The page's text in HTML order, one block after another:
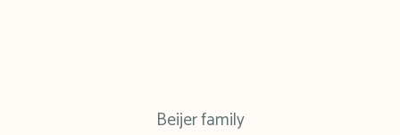
Beijer family